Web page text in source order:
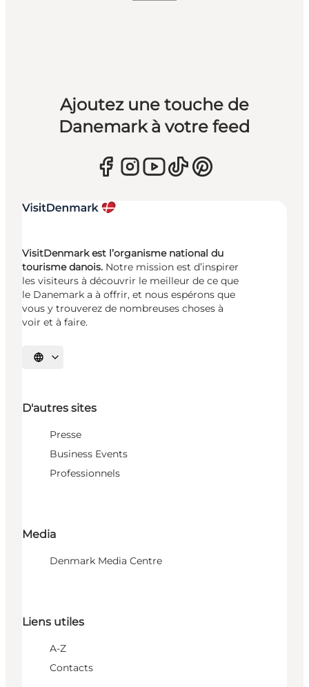
Ajoutez une touche de
Danemark à votre feed
VisitDenmark est l’organisme national du
tourisme danois. Notre mission est d’inspirer
les visiteurs à découvrir le meilleur de ce que
le Danemark a à offrir, et nous espérons que
vous y trouverez de nombreuses choses à
voir et à faire.
Choisissez la langue
D'autres sites
Presse
Business Events
Professionnels
Media
Denmark Media Centre
Liens utiles
A-Z
Contacts